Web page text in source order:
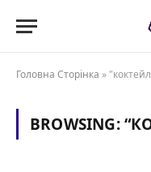
Головна Сторінка »
BROWSING: